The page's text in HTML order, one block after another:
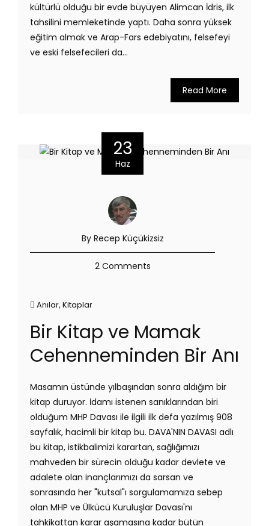
kültürlü olduğu bir evde büyüyen Alimcan İdris, ilk
tahsilini memleketinde yaptı. Daha sonra yüksek
eğitim almak ve Arap-Fars edebiyatını, felsefeyi
ve eski felsefecileri da...
Read More
23
Haz
By Recep Küçükizsiz
2 Comments
Anılar, Kitaplar
Bir Kitap ve Mamak
Cehenneminden Bir Anı
Masamın üstünde yılbaşından sonra aldığım bir
kitap duruyor. İdamı istenen sanıklarından biri
olduğum MHP Davası ile ilgili ilk defa yazılmış 908
sayfalık, hacimli bir kitap bu. DAVA'NIN DAVASI adlı
bu kitap, istikbalimizi karartan, sağlığımızı
mahveden bir sürecin olduğu kadar devlete ve
adalete olan inançlarımızı da sarsan ve
sonrasında her "kutsal"ı sorgulamamıza sebep
olan MHP ve Ülkücü Kuruluşlar Davası'nı
tahkikattan karar aşamasına kadar bütün